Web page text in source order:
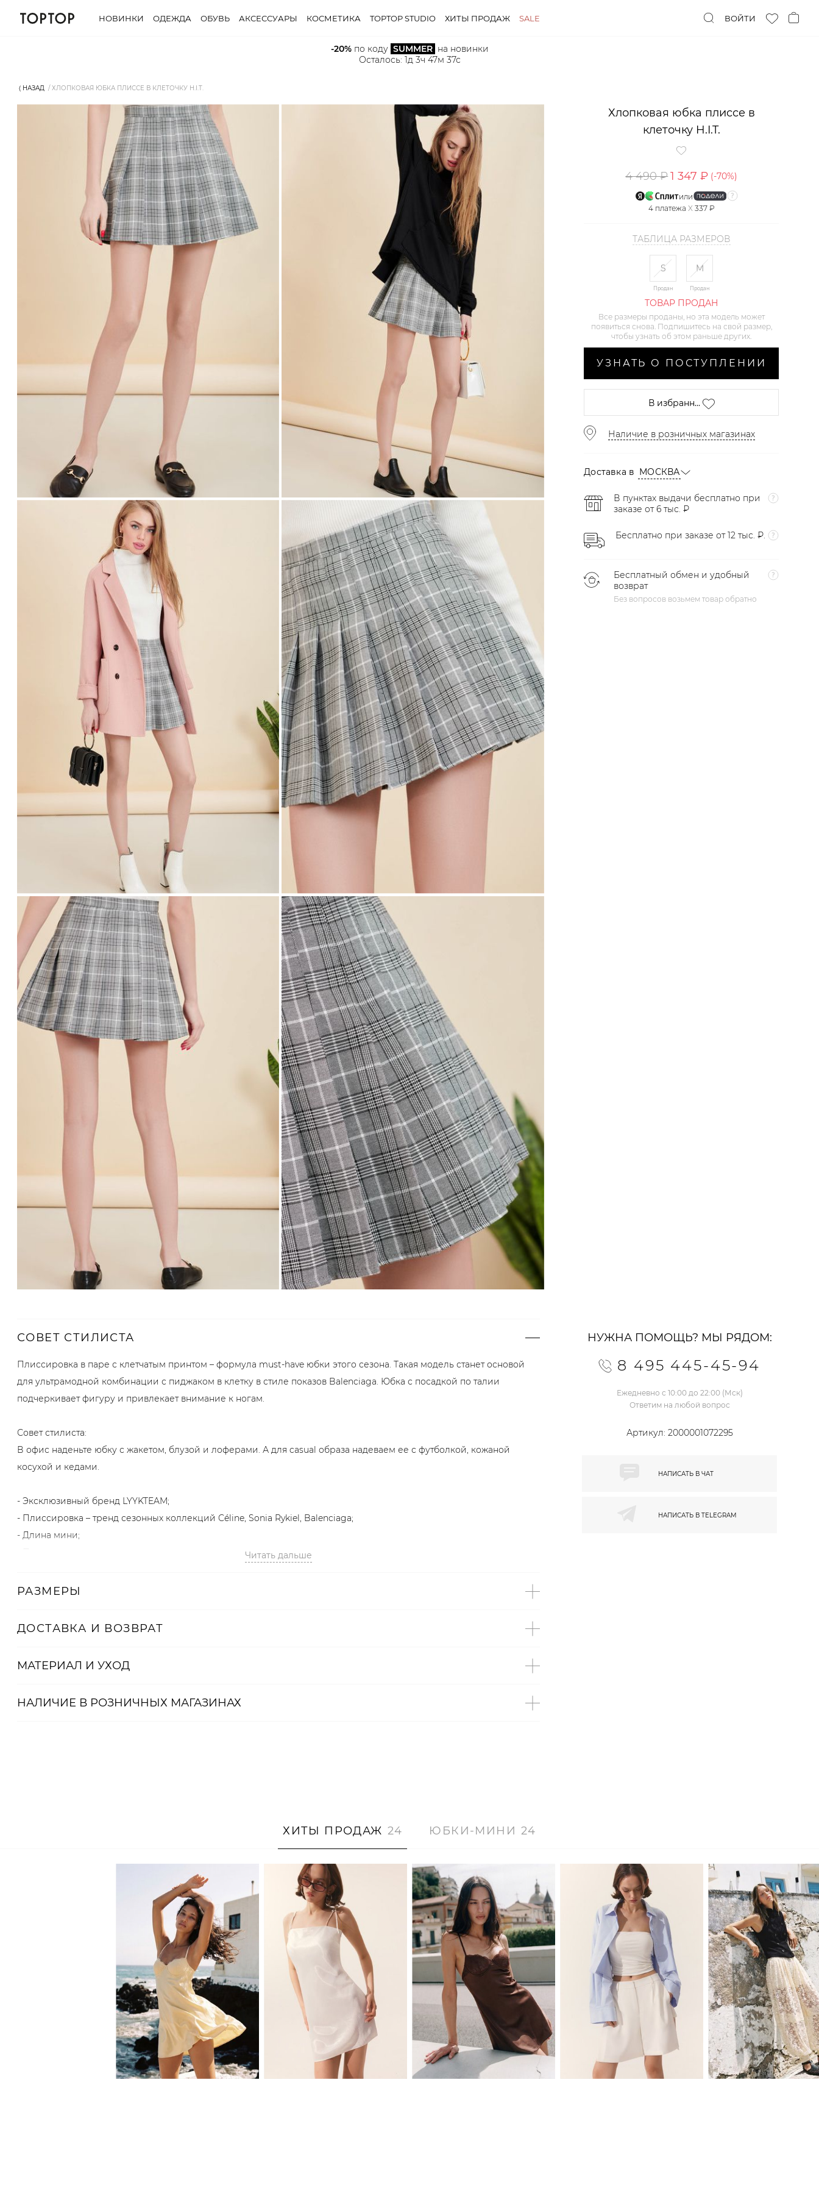
НОВИНКИ ОДЕЖДА ОБУВЬ АКСЕССУАРЫ КОСМЕТИКА TOPTOP STUDIO ХИТЫ ПРОДАЖ SALE ВОЙТИ
-20% по коду SUMMER на новинки
Осталось: 1д 3ч 47м 36с
⟨ НАЗАД ХЛОПКОВАЯ ЮБКА ПЛИССЕ В КЛЕТОЧКУ H.I.T.
Хлопковая юбка плиссе в
клеточку H.I.T.
4 490 ₽1 347 ₽ (-70%)
или
4 платежа X 337 ₽
ТАБЛИЦА РАЗМЕРОВ
S
Продан
M
Продан
ТОВАР ПРОДАН
Все размеры проданы, но эта модель может
появиться снова. Подпишитесь на свой размер,
чтобы узнать об этом раньше других.
УЗНАТЬ О ПОСТУПЛЕНИИ
В избранн...
Наличие в розничных магазинах
Доставка в МОСКВА
В пунктах выдачи бесплатно при
заказе от 6 тыс. ₽
Бесплатно при заказе от 12 тыс. ₽.
Бесплатный обмен и удобный
возврат
Без вопросов возьмем товар обратно
СОВЕТ СТИЛИСТА
Плиссировка в паре с клетчатым принтом – формула must-have юбки этого сезона. Такая модель станет основой
для ультрамодной комбинации с пиджаком в клетку в стиле показов Balenciaga. Юбка с посадкой по талии
подчеркивает фигуру и привлекает внимание к ногам.
Совет стилиста:
В офис наденьте юбку с жакетом, блузой и лоферами. А для casual образа надеваем ее с футболкой, кожаной
косухой и кедами.
- Эксклюзивный бренд LYYKTEAM;
- Плиссировка – тренд сезонных коллекций Céline, Sonia Rykiel, Balenciaga;
- Длина мини;
- Расклешенный фасон;
Образ
2000001072295
Читать дальше
РАЗМЕРЫ
ДОСТАВКА И ВОЗВРАТ
МАТЕРИАЛ И УХОД
НАЛИЧИЕ В РОЗНИЧНЫХ МАГАЗИНАХ
НУЖНА ПОМОЩЬ? МЫ РЯДОМ:
8 495 445-45-94
Ежедневно с 10:00 до 22:00 (Мск)
Ответим на любой вопрос
Артикул: 2000001072295
НАПИСАТЬ В ЧАТ
НАПИСАТЬ В TELEGRAM
ХИТЫ ПРОДАЖ 24 ЮБКИ-МИНИ 24
XS M L XS XS S M XS M XS S M L